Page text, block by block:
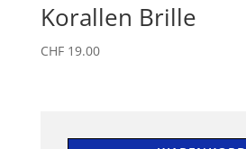
Korallen Brille
CHF19.00